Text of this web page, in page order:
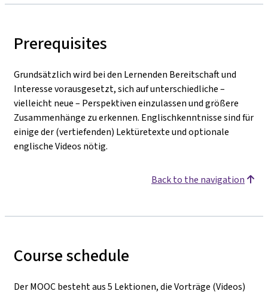
Prerequisites
Grundsätzlich wird bei den Lernenden Bereitschaft und
Interesse vorausgesetzt, sich auf unterschiedliche –
vielleicht neue – Perspektiven einzulassen und größere
Zusammenhänge zu erkennen. Englischkenntnisse sind für
einige der (vertiefenden) Lektüretexte und optionale
englische Videos nötig.
Back to the navigation
Course schedule
Der MOOC besteht aus 5 Lektionen, die Vorträge (Videos)